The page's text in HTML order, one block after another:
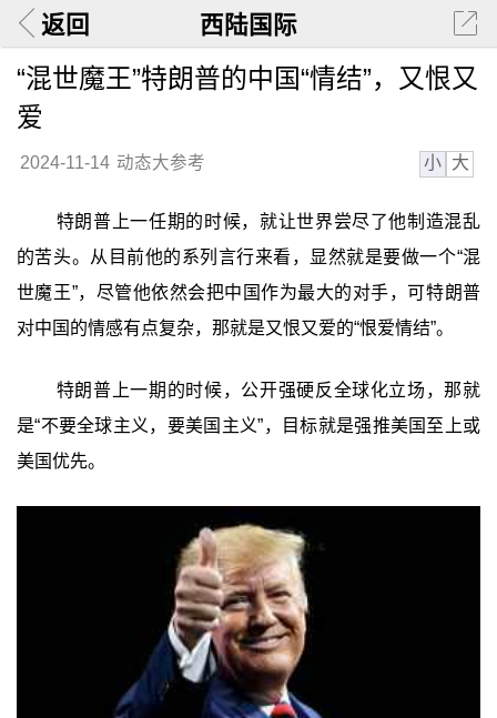
返回 西陆国际
“混世魔王”特朗普的中国“情结”，又恨又
爱
2024-11-14 动态大参考 小 大
特朗普上一任期的时候，就让世界尝尽了他制造混乱
的苦头。从目前他的系列言行来看，显然就是要做一个“混
世魔王”，尽管他依然会把中国作为最大的对手，可特朗普
对中国的情感有点复杂，那就是又恨又爱的“恨爱情结”。
特朗普上一期的时候，公开强硬反全球化立场，那就
是“不要全球主义，要美国主义”，目标就是强推美国至上或
美国优先。